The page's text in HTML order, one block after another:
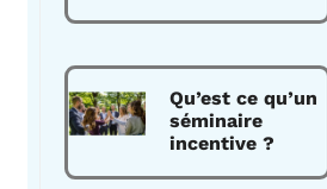
Qu’est ce qu’un
séminaire
incentive ?